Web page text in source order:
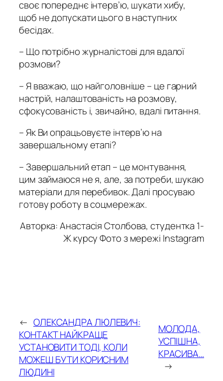
своє попереднє інтерв’ю, шукати хибу,
щоб не допускати цього в наступних
бесідах.
– Що потрібно журналістові для вдалої
розмови?
– Я вважаю, що найголовніше – це гарний
настрій, налаштованість на розмову,
сфокусованість і, звичайно, вдалі питання.
– Як Ви опрацьовуєте інтерв’ю на
завершальному етапі?
– Завершальний етап – це монтування,
цим займаюся не я, але, за потреби, шукаю
матеріали для перебивок. Далі просуваю
готову роботу в соцмережах.
Авторка: Анастасія Столбова, студентка 1-
Ж курсу Фото з мережі Instagram
← ОЛЕКСАНДРА ЛЮЛЕВИЧ:
КОНТАКТ НАЙКРАЩЕ
УСТАНОВИТИ ТОДІ, КОЛИ
МОЖЕШ БУТИ КОРИСНИМ
ЛЮДИНІ
МОЛОДА,
УСПІШНА,
КРАСИВА…
→